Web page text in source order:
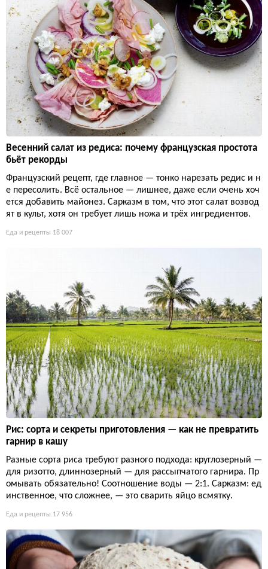
Весенний салат из редиса: почему французская простота
бьёт рекорды
Французский рецепт, где главное — тонко нарезать редис и н
е пересолить. Всё остальное — лишнее, даже если очень хоч
ется добавить майонез. Сарказм в том, что этот салат возвод
ят в культ, хотя он требует лишь ножа и трёх ингредиентов.
Еда и рецепты 18 007
Рис: сорта и секреты приготовления — как не превратить
гарнир в кашу
Разные сорта риса требуют разного подхода: круглозерный —
для ризотто, длиннозерный — для рассыпчатого гарнира. Пр
омывать обязательно! Соотношение воды — 2:1. Сарказм: ед
инственное, что сложнее, — это сварить яйцо всмятку.
Еда и рецепты 17 956